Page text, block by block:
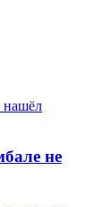
не